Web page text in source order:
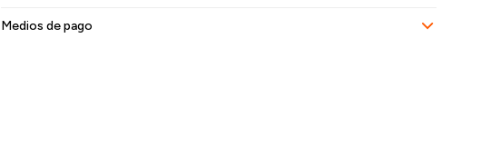
Medios de pago